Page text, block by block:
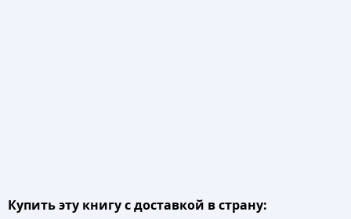
Купить эту книгу с доставкой в страну: